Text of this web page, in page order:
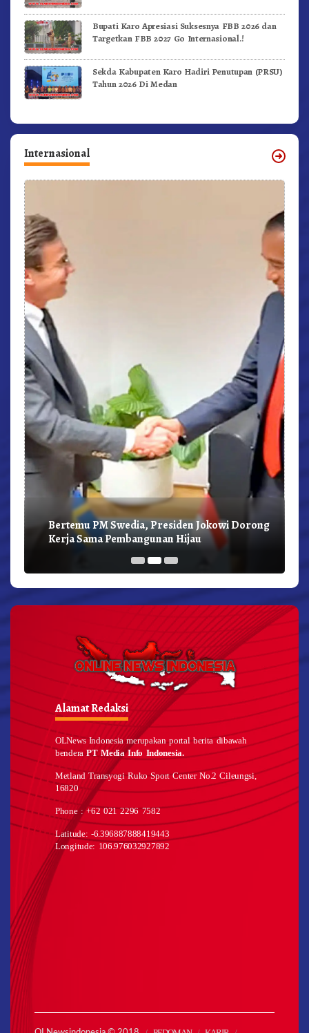
Bupati Karo Apresiasi Suksesnya FBB 2026 dan
Targetkan FBB 2027 Go Internasional.!
Sekda Kabupaten Karo Hadiri Penutupan (PRSU)
Tahun 2026 Di Medan
Internasional
Bertemu PM Swedia, Presiden Jokowi Dorong
Kerja Sama Pembangunan Hijau
Alamat Redaksi
OLNews Indonesia merupakan portal berita dibawah
benderaPT Media Info Indonesia.
Metland Transyogi Ruko Sport Center No.2 Cileungsi,
16820
Phone : +62 021 2296 7582
Latitude: -6.396887888419443
Longitude: 106.976032927892